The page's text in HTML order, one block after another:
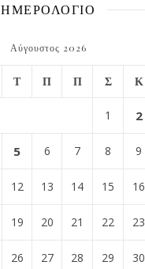
ΗΜΕΡΟΛΟΓΙΟ
Αύγουστος 2026
Τ Π Π Σ Κ
1 2
5 6 7 8 9
12 13 14 15 16
19 20 21 22 23
26 27 28 29 30